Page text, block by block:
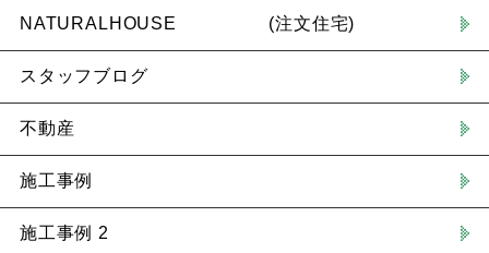
NATURALHOUSE (注文住宅)
スタッフブログ
不動産
施工事例
施工事例 2